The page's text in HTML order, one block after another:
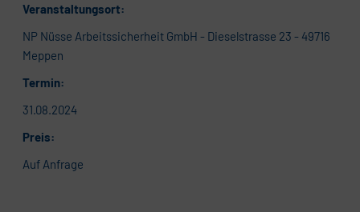
Veranstaltungsort:
NP Nüsse Arbeitssicherheit GmbH - Dieselstrasse 23 - 49716
Meppen
Termin:
31.08.2024
Preis:
Auf Anfrage